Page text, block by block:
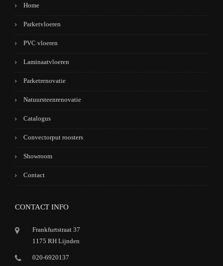
Home
Parketvloeren
PVC vloeren
Laminaatvloeren
Parketrenovatie
Natuursteenrenovatie
Catalogus
Convectorput roosters
Showroom
Contact
CONTACT INFO
Frankfurtstraat 37
1175 RH Lijnden
020-6920137